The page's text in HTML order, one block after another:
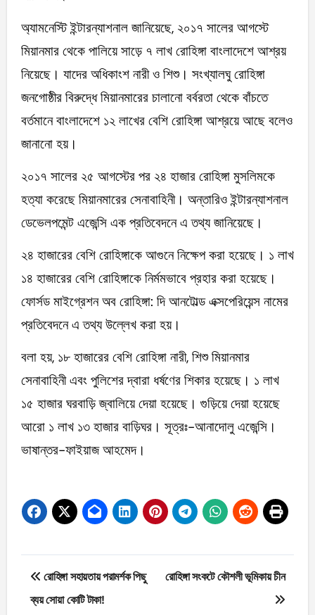
অ্যামনেস্টি ইন্টারন্যাশনাল জানিয়েছে, ২০১৭ সালের আগস্টে
মিয়ানমার থেকে পালিয়ে সাড়ে ৭ লাখ রোহিঙ্গা বাংলাদেশে আশ্রয়
নিয়েছে। যাদের অধিকাংশ নারী ও শিশু। সংখ্যালঘু রোহিঙ্গা
জনগোষ্ঠীর বিরুদ্ধে মিয়ানমারের চালানো বর্বরতা থেকে বাঁচতে
বর্তমানে বাংলাদেশে ১২ লাখের বেশি রোহিঙ্গা আশ্রয়ে আছে বলেও
জানানো হয়।
২০১৭ সালের ২৫ আগস্টের পর ২৪ হাজার রোহিঙ্গা মুসলিমকে
হত্যা করেছে মিয়ানমারের সেনাবাহিনী। অন্তারিও ইন্টারন্যাশনাল
ডেভেলপমেন্ট এজেন্সি এক প্রতিবেদনে এ তথ্য জানিয়েছে।
২৪ হাজারের বেশি রোহিঙ্গাকে আগুনে নিক্ষেপ করা হয়েছে। ১ লাখ
১৪ হাজারের বেশি রোহিঙ্গাকে নির্মমভাবে প্রহার করা হয়েছে।
ফোর্সড মাইগ্রেশন অব রোহিঙ্গা: দি আনটোল্ড এক্সপেরিয়েন্স নামের
প্রতিবেদনে এ তথ্য উল্লেখ করা হয়।
বলা হয়, ১৮ হাজারের বেশি রোহিঙ্গা নারী, শিশু মিয়ানমার
সেনাবাহিনী এবং পুলিশের দ্বারা ধর্ষণের শিকার হয়েছে। ১ লাখ
১৫ হাজার ঘরবাড়ি জ্বালিয়ে দেয়া হয়েছে। গুড়িয়ে দেয়া হয়েছে
আরো ১ লাখ ১৩ হাজার বাড়িঘর। সূত্রঃ-আনাদোলু এজেন্সি।
ভাষান্তর-ফাইয়াজ আহমেদ।
Post
navigation
রোহিঙ্গা সহায়তায় পরামর্শক পিছু
ব্যয় সোয়া কোটি টাকা!
রোহিঙ্গা সংকটে কৌশলী ভূমিকায় চীন